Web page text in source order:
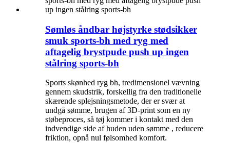
Sømløs åndbar højstyrke stødsikker
smuk sports-bh med ryg med
aftagelig brystpude push up ingen
stålring sports-bh
Sports skønhed ryg bh, tredimensionel vævning
gennem skudstrik, forskellig fra den traditionelle
skærende splejsningsmetode, der er svær at
undgå sømme, brugen af ​​3D-print som en ny
støbeproces, så tøj kommer i kontakt med den
indvendige side af huden uden sømme , reducere
friktion, opnå nul følsomhed komfort.